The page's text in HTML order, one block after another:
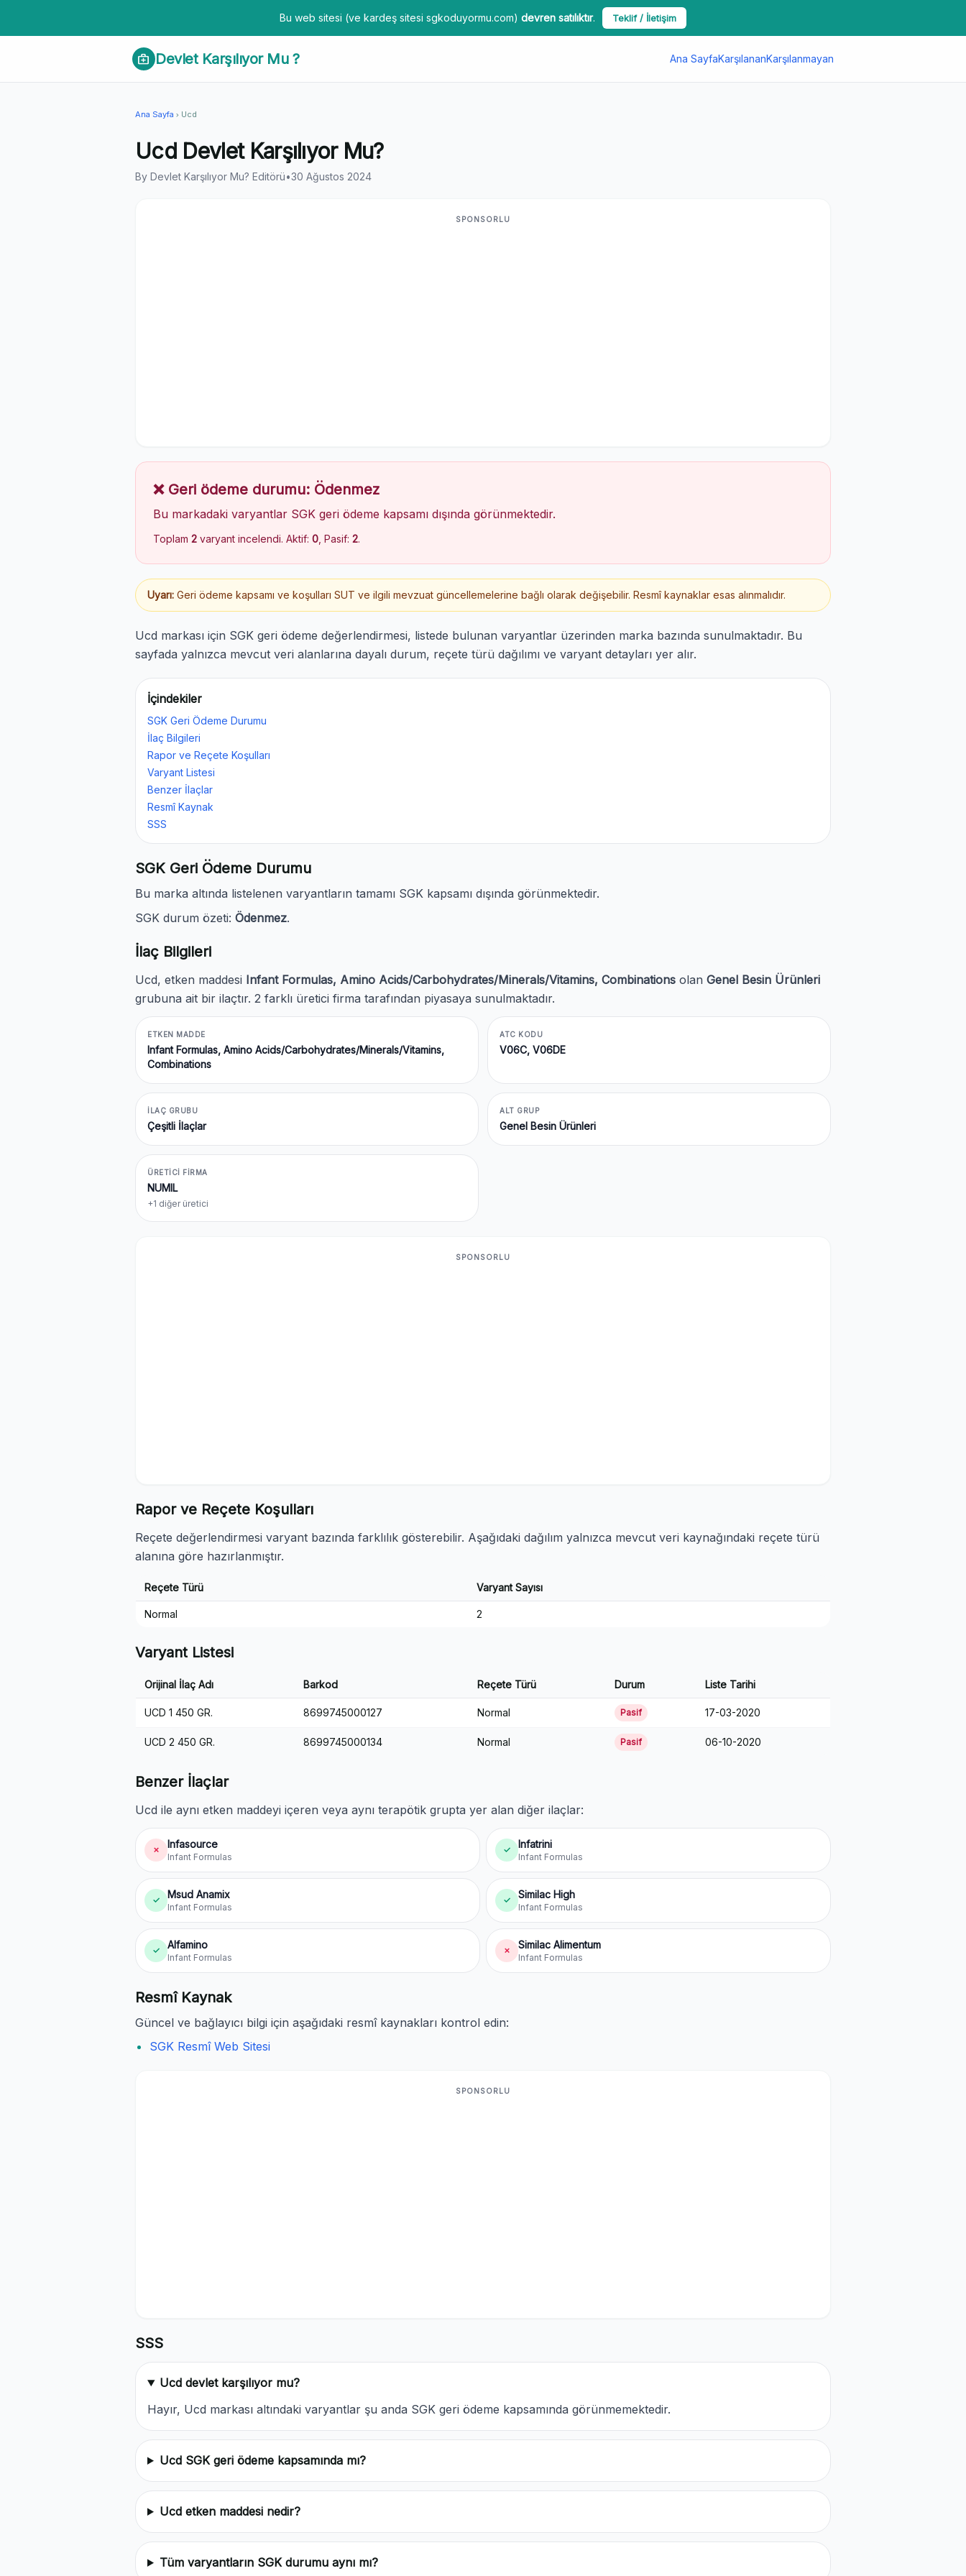
Bu web sitesi (ve kardeş sitesi sgkoduyormu.com) devren satılıktır. Teklif / İletişim
medical_services Devlet Karşılıyor Mu ? Ana SayfaKarşılananKarşılanmayan
Ana Sayfa chevron_right Ucd
Ucd Devlet Karşılıyor Mu?
By Devlet Karşılıyor Mu? Editörü•30 Ağustos 2024
SPONSORLU
❌ Geri ödeme durumu: Ödenmez
Bu markadaki varyantlar SGK geri ödeme kapsamı dışında görünmektedir.
Toplam 2 varyant incelendi. Aktif: 0 , Pasif: 2.
Uyarı: Geri ödeme kapsamı ve koşulları SUT ve ilgili mevzuat güncellemelerine bağlı olarak değişebilir. Resmî kaynaklar esas alınmalıdır.
Ucd markası için SGK geri ödeme değerlendirmesi, listede bulunan varyantlar üzerinden marka bazında sunulmaktadır. Bu
sayfada yalnızca mevcut veri alanlarına dayalı durum, reçete türü dağılımı ve varyant detayları yer alır.
İçindekiler
SGK Geri Ödeme Durumu
İlaç Bilgileri
Rapor ve Reçete Koşulları
Varyant Listesi
Benzer İlaçlar
Resmî Kaynak
SSS
SGK Geri Ödeme Durumu
Bu marka altında listelenen varyantların tamamı SGK kapsamı dışında görünmektedir.
SGK durum özeti: Ödenmez.
İlaç Bilgileri
Ucd, etken maddesi Infant Formulas, Amino Acids/Carbohydrates/Minerals/Vitamins, Combinations olan Genel Besin Ürünleri
grubuna ait bir ilaçtır. 2 farklı üretici firma tarafından piyasaya sunulmaktadır.
ETKEN MADDE
Infant Formulas, Amino Acids/Carbohydrates/Minerals/Vitamins,
Combinations
ATC KODU
V06C, V06DE
İLAÇ GRUBU
Çeşitli İlaçlar
ALT GRUP
Genel Besin Ürünleri
ÜRETICI FIRMA
NUMIL
+1 diğer üretici
SPONSORLU
Rapor ve Reçete Koşulları
Reçete değerlendirmesi varyant bazında farklılık gösterebilir. Aşağıdaki dağılım yalnızca mevcut veri kaynağındaki reçete türü
alanına göre hazırlanmıştır.
Reçete Türü Varyant Sayısı
Normal 2
Varyant Listesi
Orijinal İlaç Adı Barkod Reçete Türü Durum Liste Tarihi
UCD 1 450 GR. 8699745000127 Normal Pasif 17-03-2020
UCD 2 450 GR. 8699745000134 Normal Pasif 06-10-2020
Benzer İlaçlar
Ucd ile aynı etken maddeyi içeren veya aynı terapötik grupta yer alan diğer ilaçlar:
✗ Infasource
Infant Formulas
✓ Infatrini
Infant Formulas
✓ Msud Anamix
Infant Formulas
✓ Similac High
Infant Formulas
✓ Alfamino
Infant Formulas
✗ Similac Alimentum
Infant Formulas
Resmî Kaynak
Güncel ve bağlayıcı bilgi için aşağıdaki resmî kaynakları kontrol edin:
SGK Resmî Web Sitesi
SPONSORLU
SSS
Ucd devlet karşılıyor mu?
Hayır, Ucd markası altındaki varyantlar şu anda SGK geri ödeme kapsamında görünmemektedir.
Ucd SGK geri ödeme kapsamında mı?
Ucd etken maddesi nedir?
Tüm varyantların SGK durumu aynı mı?